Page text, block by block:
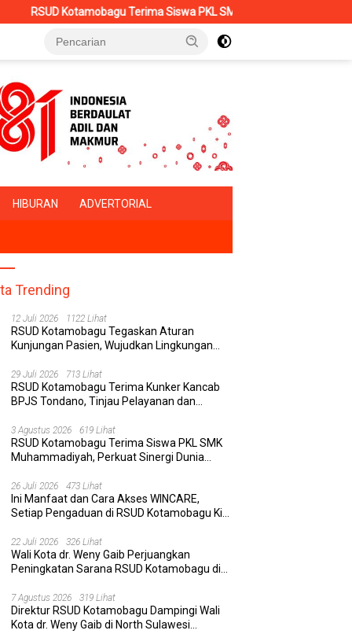
Terima Siswa PKL SMK Muhammadiyah, Perkuat Sinergi Dunia
HIBURAN ADVERTORIAL
Trending
12 Juli 2026 1122 Lihat
RSUD Kotamobagu Tegaskan Aturan
Kunjungan Pasien, Wujudkan Lingkungan
Berkualitas
29 Juli 2026 713 Lihat
RSUD Kotamobagu Terima Kunker Kancab
BPJS Tondano, Tinjau Pelayanan dan
3 Agustus 2026 619 Lihat
RSUD Kotamobagu Terima Siswa PKL SMK
Muhammadiyah, Perkuat Sinergi Dunia
26 Juli 2026 473 Lihat
Ini Manfaat dan Cara Akses WINCARE,
Setiap Pengaduan di RSUD Kotamobagu Kini
22 Juli 2026 326 Lihat
Wali Kota dr. Weny Gaib Perjuangkan
Peningkatan Sarana RSUD Kotamobagu di
yang Lebih Modern
7 Agustus 2026 319 Lihat
Direktur RSUD Kotamobagu Dampingi Wali
Kota dr. Weny Gaib di North Sulawesi